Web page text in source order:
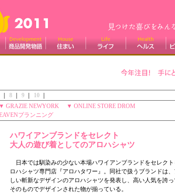
8 9 10
▼ GRAZIE NEWYORK ▼ ONLINE STORE DROM
プランニング
ハワイアンブランドをセレクト
大人の遊び着としてのアロハシャツ
日本では馴染みの少ない本場ハワイアンブランドをセレク
ロハシャツ専門店『アロハタワー』。同社で扱うブランドは
しい斬新なデザインのアロハシャツを発表し、高い人気を誇
そのものでデザインされた物が揃っている。